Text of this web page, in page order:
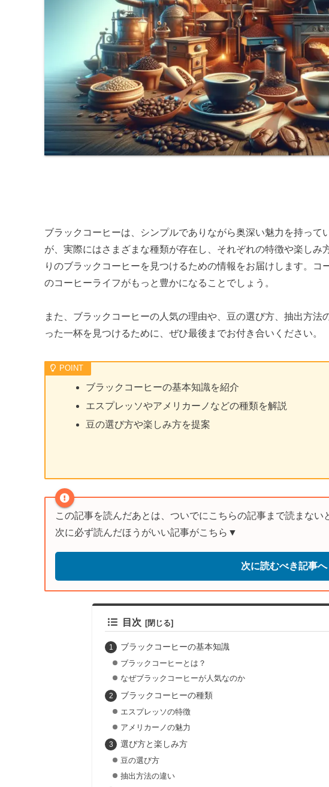
ブラックコーヒーは、シンプルでありながら奥深い魅力を持って
が、実際にはさまざまな種類が存在し、それぞれの特徴や楽しみ
りのブラックコーヒーを見つけるための情報をお届けします。コ
のコーヒーライフがもっと豊かになることでしょう。
また、ブラックコーヒーの人気の理由や、豆の選び方、抽出方
った一杯を見つけるために、ぜひ最後までお付き合いください。
ブラックコーヒーの基本知識を紹介
エスプレッソやアメリカーノなどの種類を解説
豆の選び方や楽しみ方を提案
この記事を読んだあとは、ついでにこちらの記事まで読まない
次に必ず読んだほうがいい記事がこちら▼
次に読むべき記事へ
目次
ブラックコーヒーの基本知識
ブラックコーヒーとは？
なぜブラックコーヒーが人気なのか
ブラックコーヒーの種類
エスプレッソの特徴
アメリカーノの魅力
選び方と楽しみ方
豆の選び方
抽出方法の違い